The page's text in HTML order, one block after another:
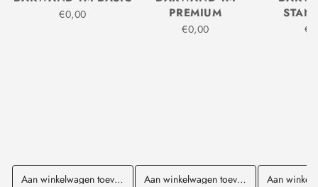
€0,00
Aan winkelwagen toevoegen
PREMIUM
€0,00
Aan winkelwagen toevoegen Aan